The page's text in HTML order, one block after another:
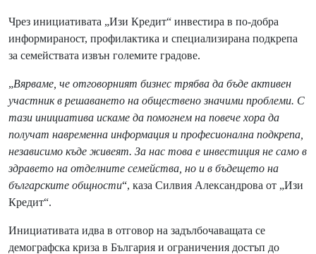
Чрез инициативата „Изи Кредит“ инвестира в по-добра
информираност, профилактика и специализирана подкрепа
за семействата извън големите градове.
„Вярваме, че отговорният бизнес трябва да бъде активен
участник в решаването на обществено значими проблеми. С
тази инициатива искаме да помогнем на повече хора да
получат навременна информация и професионална подкрепа,
независимо къде живеят. За нас това е инвестиция не само в
здравето на отделните семейства, но и в бъдещето на
българските общности“, каза Силвия Александрова от „Изи
Кредит“.
Инициативата идва в отговор на задълбочаващата се
демографска криза в България и ограничения достъп до